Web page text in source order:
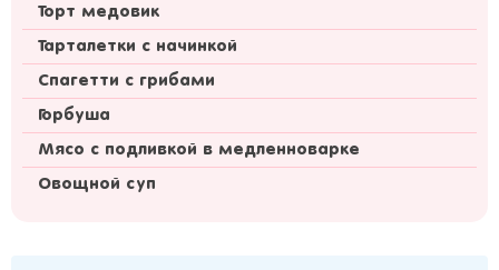
Торт медовик
Тарталетки с начинкой
Спагетти с грибами
Горбуша
Мясо с подливкой в медленноварке
Овощной суп